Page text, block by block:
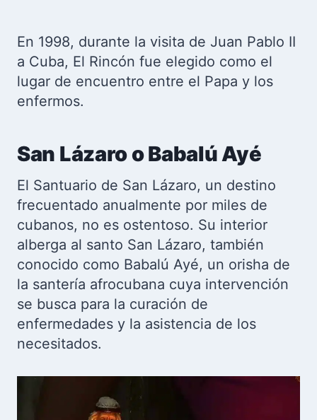
En 1998, durante la visita de Juan Pablo II
a Cuba, El Rincón fue elegido como el
lugar de encuentro entre el Papa y los
enfermos.
San Lázaro o Babalú Ayé
El Santuario de San Lázaro, un destino
frecuentado anualmente por miles de
cubanos, no es ostentoso. Su interior
alberga al santo San Lázaro, también
conocido como Babalú Ayé, un orisha de
la santería afrocubana cuya intervención
se busca para la curación de
enfermedades y la asistencia de los
necesitados.